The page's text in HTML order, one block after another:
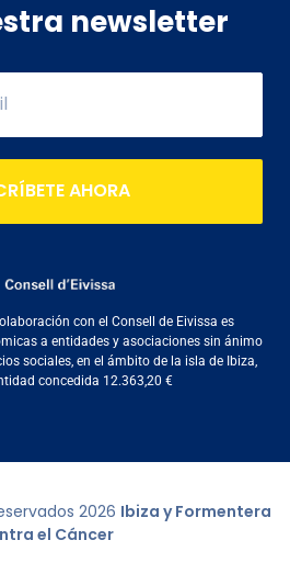
newsletter
AHORA
con el Consell de Eivissa es
a entidades y asociaciones sin ánimo
sociales, en el ámbito de la isla de Ibiza,
concedida 12.363,20 €
2026 Ibiza y Formentera
el Cáncer